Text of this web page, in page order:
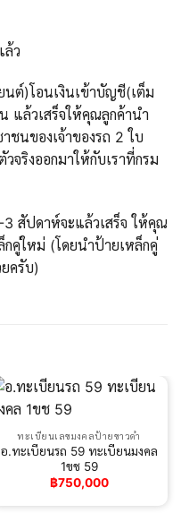
ล้ว
นต์)โอนเงินเข้าบัญชี(เต็ม
แล้วเสร็จให้คุณลูกค้านำ
ชนของเจ้าของรถ 2 ใบ
จริงออกมาให้กับเราที่กรม
สัปดาห์จะแล้วเสร็จ ให้คุณ
คู่ใหม่ (โดยนำป้ายเหล็กคู่
ครับ)
ทะเบียนเลขมงคลป้ายขาวดำ
อ.ทะเบียนรถ 59 ทะเบียนมงคล
1ขช 59
฿750,000